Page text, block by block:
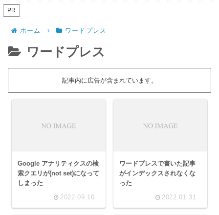
PR
ホーム ワードプレス
ワードプレス
記事内に広告が含まれています。
Google アナリティクスの検
索クエリが(not set)になって
しまった
2022.09.10
ワードプレスで書いた記事
がインデックスされなくな
った
2022.01.31